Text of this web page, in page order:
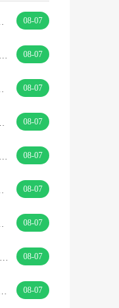
08-07
08-07
08-07
08-07
08-07
08-07
08-07
08-07
08-07